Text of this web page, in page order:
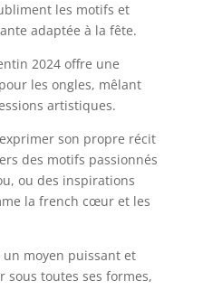
les motifs et
adaptée à la fête.
2024 offre une
les ongles, mêlant
artistiques.
son propre récit
des motifs passionnés
ou des inspirations
la french cœur et les
moyen puissant et
sous toutes ses formes,